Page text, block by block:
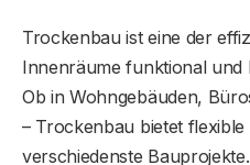
Trockenbau ist eine der
Innenräume funktional und
Ob in Wohngebäuden,
– Trockenbau bietet
verschiedenste